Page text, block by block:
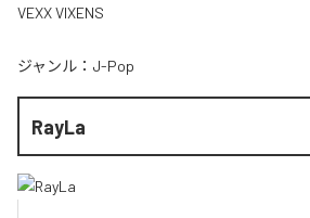
VEXX VIXENS
ジャンル： J-Pop
RayLa